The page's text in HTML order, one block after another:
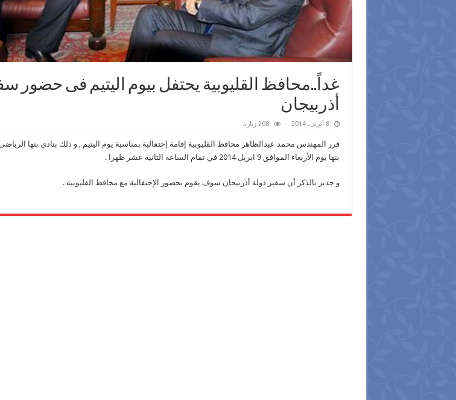
غداً..محافظ القليوبية يحتفل بيوم اليتيم فى حضور
أذربيجان
8 أبريل، 2014 208 زيارة
قرر المهندس محمد عبدالظاهر محافظ القليوبية إقامة إحتفالية بمناسبة يوم اليتيم , و ذلك بنادي بنها
بنها يوم الأربعاء الموافق 9 ابريل 2014 في تمام الساعة الثانية عشر ظهرا .
و جدير بالذكر أن سفير دولة أذربيجان سوف يقوم بحضور الإحتفالية مع محافظ القليوبية .